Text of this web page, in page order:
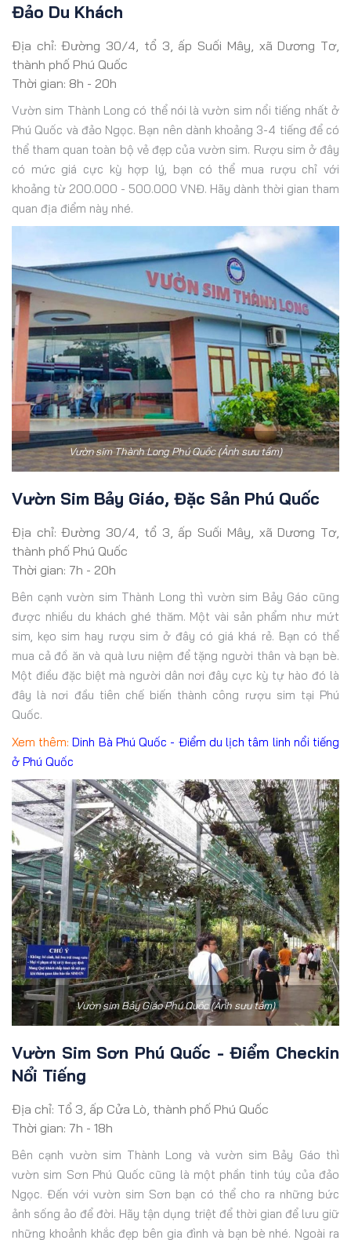
Đảo Du Khách
Địa chỉ: Đường 30/4, tổ 3, ấp Suối Mây, xã Dương Tơ,
thành phố Phú Quốc
Thời gian: 8h - 20h
Vườn sim Thành Long có thể nói là vườn sim nổi tiếng nhất ở
Phú Quốc và đảo Ngọc. Bạn nên dành khoảng 3-4 tiếng để có
thể tham quan toàn bộ vẻ đẹp của vườn sim. Rượu sim ở đây
có mức giá cực kỳ hợp lý, bạn có thể mua rượu chỉ với
khoảng từ 200.000 - 500.000 VNĐ. Hãy dành thời gian tham
quan địa điểm này nhé.
Vườn sim Thành Long Phú Quốc (Ảnh sưu tầm)
Vườn Sim Bảy Giáo, Đặc Sản Phú Quốc
Địa chỉ: Đường 30/4, tổ 3, ấp Suối Mây, xã Dương Tơ,
thành phố Phú Quốc
Thời gian: 7h - 20h
Bên cạnh vườn sim Thành Long thì vườn sim Bảy Gáo cũng
được nhiều du khách ghé thăm. Một vài sản phẩm như mứt
sim, kẹo sim hay rượu sim ở đây có giá khá rẻ. Bạn có thể
mua cả đồ ăn và quà lưu niệm để tặng người thân và bạn bè.
Một điều đặc biệt mà người dân nơi đây cực kỳ tự hào đó là
đây là nơi đầu tiên chế biến thành công rượu sim tại Phú
Quốc.
Xem thêm: Dinh Bà Phú Quốc - Điểm du lịch tâm linh nổi tiếng
ở Phú Quốc
Vườn sim Bảy Giáo Phú Quốc (Ảnh sưu tầm)
Vườn Sim Sơn Phú Quốc - Điểm Checkin
Nổi Tiếng
Địa chỉ: Tổ 3, ấp Cửa Lò, thành phố Phú Quốc
Thời gian: 7h - 18h
Bên cạnh vườn sim Thành Long và vườn sim Bảy Gáo thì
vườn sim Sơn Phú Quốc cũng là một phần tinh túy của đảo
Ngọc. Đến với vườn sim Sơn bạn có thể cho ra những bức
ảnh sống ảo để đời. Hãy tận dụng triệt để thời gian để lưu giữ
những khoảnh khắc đẹp bên gia đình và bạn bè nhé. Ngoài ra